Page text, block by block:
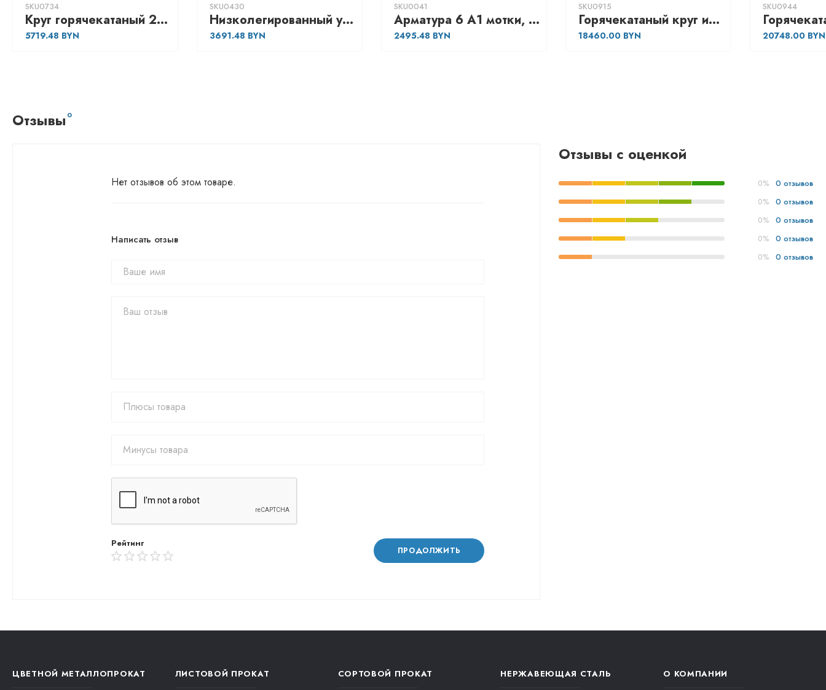
SKU0734
Круг горячекатаный 20 оцинкованый, марка - Ст3
5719.48
SKU0430
Низколегированный уголок 90х8, марка - Ст09Г2С-15
3691.48
SKU0041
Арматура 6 А1 мотки, марка - А240
2495.48
SKU0915
Горячекатаный круг из сортовой нержавеющей никельсодержащей стали 45 h9 (Калиброванный), марка - AISI 304 08Х18Н10
18460.00
SKU0944
20748.00
Отзывы 0
Нет отзывов об этом товаре.
Написать отзыв
Рейтинг
ПРОДОЛЖИТЬ
Отзывы с оценкой
0% 0 отзывов
0% 0 отзывов
0% 0 отзывов
0% 0 отзывов
0% 0 отзывов
ЦВЕТНОЙ МЕТАЛЛОПРОКАТ ЛИСТОВОЙ ПРОКАТ СОРТОВОЙ ПРОКАТ НЕРЖАВЕЮЩАЯ СТАЛЬ О КОМПАНИИ